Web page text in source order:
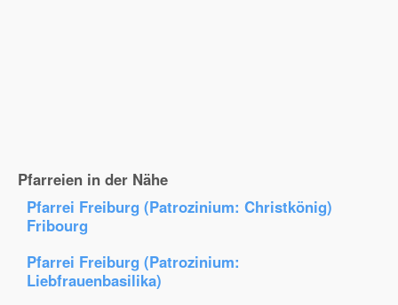
Pfarreien in der Nähe
Pfarrei Freiburg (Patrozinium: Christkönig)
Fribourg
Pfarrei Freiburg (Patrozinium:
Liebfrauenbasilika)